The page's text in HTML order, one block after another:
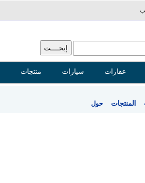
عقارات سيارات منتجات
المنتجات حول